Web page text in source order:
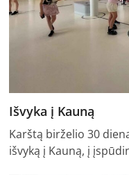
Išvyka į Kauną
Karštą birželio 30
išvyką į Kauną, į